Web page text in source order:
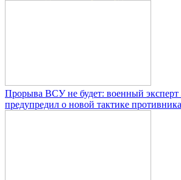
Прорыва ВСУ не будет: военный эксперт
предупредил о новой тактике противника